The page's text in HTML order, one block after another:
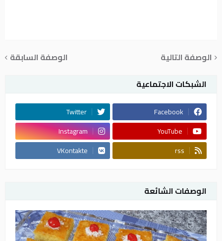
الوصفة التالية
الوصفة السابقة
الشبكات الاجتماعية
Facebook
Twitter
YouTube
Instagram
rss
VKontakte
الوصفات الشائعة